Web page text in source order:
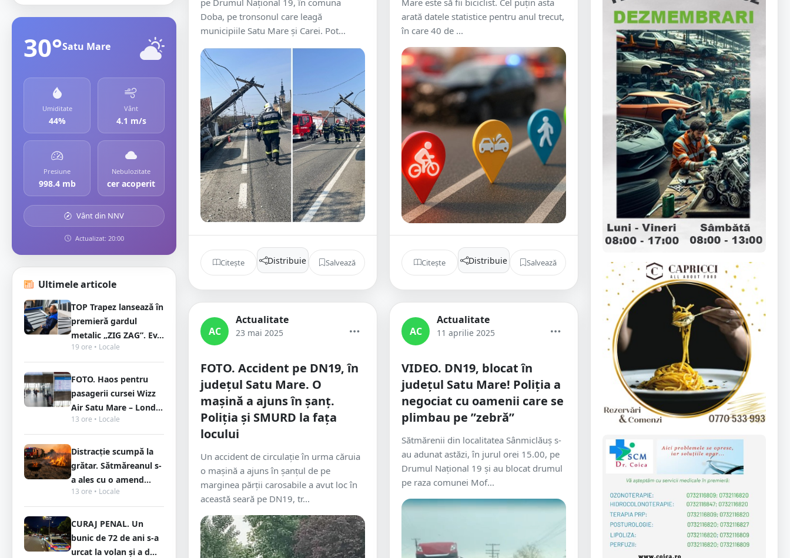
30°Satu Mare
Umiditate
44%
Vânt
4.1 m/s
Presiune
998.4 mb
Nebulozitate
cer acoperit
Vânt din NNV
Actualizat: 20:00
Ultimele articole
TOP Trapez lansează în
premieră gardul
metalic „ZIG ZAG”. Ev...
19 ore • Locale
FOTO. Haos pentru
pasagerii cursei Wizz
Air Satu Mare – Lond...
13 ore • Locale
Distracție scumpă la
grătar. Sătmăreanul s-
a ales cu o amend...
13 ore • Locale
CURAJ PENAL. Un
bunic de 72 de ani s-a
urcat la volan și a d...
pe Drumul Național 19, în comuna
Doba, pe tronsonul care leagă
municipiile Satu Mare și Carei. Pot...
Citește Distribuie Salvează
Mare este să fii biciclist. Cel puțin asta
arată datele statistice pentru anul trecut,
în care 40 de ...
Citește Distribuie Salvează
AC
Actualitate
23 mai 2025
FOTO. Accident pe DN19, în
județul Satu Mare. O
mașină a ajuns în șanț.
Poliția și SMURD la fața
locului
Un accident de circulație în urma căruia
o mașină a ajuns în șanțul de pe
marginea părții carosabile a avut loc în
această seară pe DN19, tr...
AC
Actualitate
11 aprilie 2025
VIDEO. DN19, blocat în
județul Satu Mare! Poliția a
negociat cu oamenii care se
plimbau pe ”zebră”
Sătmărenii din localitatea Sânmiclăuș s-
au adunat astăzi, în jurul orei 15.00, pe
Drumul Național 19 și au blocat drumul
pe raza comunei Mof...